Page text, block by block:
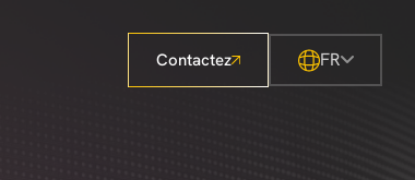
FR
Contactez